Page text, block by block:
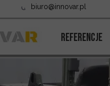
Realizacje Referencje
biuro@innovar.pl